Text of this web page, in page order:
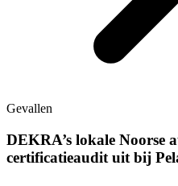
Gevallen
DEKRA’s lokale Noorse
certificatieaudit uit bij